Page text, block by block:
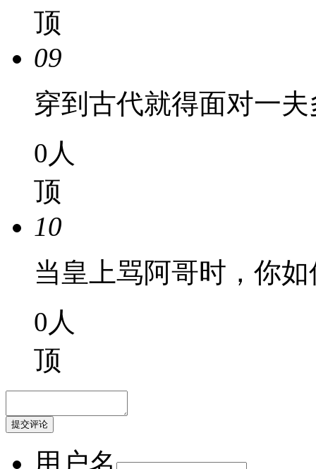
顶
09
穿到古代就得面对一
0 人
顶
10
当皇上骂阿哥时，你
0 人
顶
用户名